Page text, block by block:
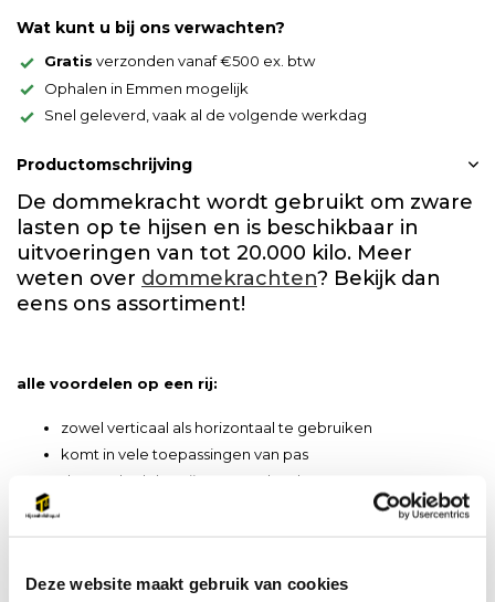
Deze website maakt gebruik van cookies
Wat kunt u bij ons verwachten?
Gratis verzonden vanaf €500 ex. btw
Ophalen in Emmen mogelijk
Snel geleverd, vaak al de volgende werkdag
Productomschrijving
De dommekracht wordt gebruikt om zware
lasten op te hijsen en is beschikbaar in
uitvoeringen van tot 20.000 kilo. Meer
weten over dommekrachten? Bekijk dan
eens ons assortiment!
alle voordelen op een rij:
zowel verticaal als horizontaal te gebruiken
komt in vele toepassingen van pas
dragende delen zijn extra gehard
capaciteit van de voet is 70% van de WLL